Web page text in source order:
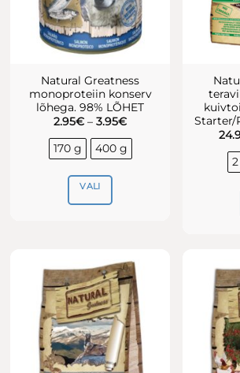
Natural Greatness
monoproteiin konserv
lõhega. 98% LÕHET
2.95€ – 3.95€Hinnavahemik:
kuni
3.95€
170 g 400 g
VALI
mitu
varianti.
Valikuid
saab
teha
tootelehel.
Starter/